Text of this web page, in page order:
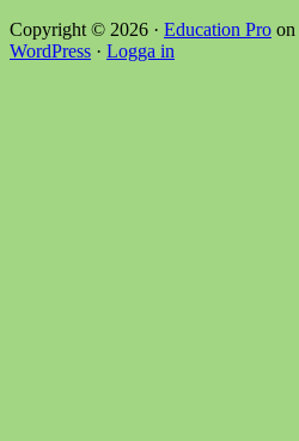
Copyright © 2026 · Education Pro on
WordPress · Logga in